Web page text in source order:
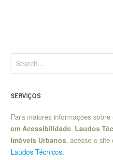
SERVIÇOS
Para maiores informações sobre
em Acessibilidade, Laudos
Imóveis Urbanos, acesse o site
Laudos Técnicos.